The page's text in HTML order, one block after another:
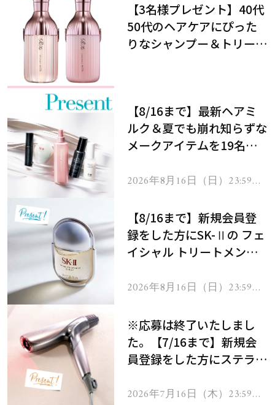
【3名様プレゼント】40代
50代のヘアケアにぴった
りなシャンプー＆トリート
【8/16まで】最新ヘアミ
ルク＆夏でも崩れ知らずな
メークアイテムを19名様
2026年8月16日（日）23:59ま
【8/16まで】新規会員登
録をした方にSK-Ⅱの フェ
イシャル トリートメント
2026年8月16日（日）23:59ま
※応募は終了いたしまし
た。【7/16まで】新規会
員登録をした方にステラボ
ヘアドライヤー ジュエル
2026年7月16日（木）23:59ま